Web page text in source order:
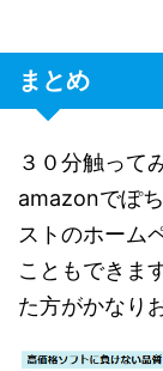
まとめ
３０分触って
amazonでぽ
ストのホーム
こともできま
た方がかなり